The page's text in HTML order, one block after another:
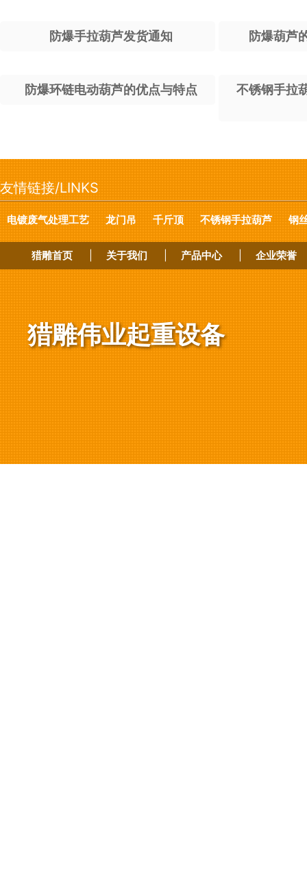
防爆手拉葫芦发货通知 防爆葫芦
防爆环链电动葫芦的优点与特点 不锈钢手拉
友情链接/LINKS
电镀废气处理工艺 龙门吊 千斤顶 不锈钢手拉葫芦 钢
猎雕首页 关于我们 产品中心 企业荣誉
猎雕伟业起重设备